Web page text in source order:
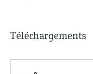
Téléchargements